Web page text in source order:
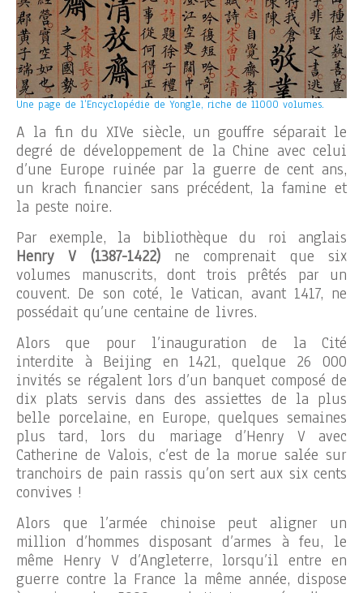
Une page de l’Encyclopédie de Yongle, riche de 11000 volumes.
A la fin du XIVe siècle, un gouffre séparait le
degré de développement de la Chine avec celui
d’une Europe ruinée par la guerre de cent ans,
un krach financier sans précédent, la famine et
la peste noire.
Par exemple, la bibliothèque du roi anglais
Henry V (1387-1422)ne comprenait que six
volumes manuscrits, dont trois prêtés par un
couvent. De son coté, le Vatican, avant 1417, ne
possédait qu’une centaine de livres.
Alors que pour l’inauguration de la Cité
interdite à Beijing en 1421, quelque 26 000
invités se régalent lors d’un banquet composé de
dix plats servis dans des assiettes de la plus
belle porcelaine, en Europe, quelques semaines
plus tard, lors du mariage d’Henry V avec
Catherine de Valois, c’est de la morue salée sur
tranchoirs de pain rassis qu’on sert aux six cents
convives !
Alors que l’armée chinoise peut aligner un
million d’hommes disposant d’armes à feu, le
même Henry V d’Angleterre, lorsqu’il entre en
guerre contre la France la même année, dispose